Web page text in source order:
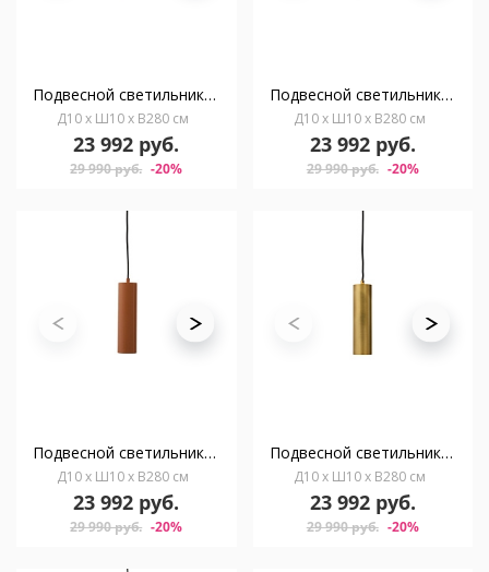
Подвесной светильник Andia из алюминия с серебристой окраской
Д10 x Ш10 x В280 см
23 992 руб.
29 990 руб. -20%
Подвесной светильник Andia из алюминия с бежевой отделкой
Д10 x Ш10 x В280 см
23 992 руб.
29 990 руб. -20%
Подвесной светильник Andia из алюминия с терракотовой отделкой
Д10 x Ш10 x В280 см
23 992 руб.
29 990 руб. -20%
Подвесной светильник Andia из алюминия с золотой отделкой
Д10 x Ш10 x В280 см
23 992 руб.
29 990 руб. -20%